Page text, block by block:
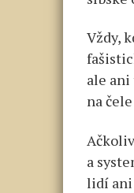
Vždy,
ale
na
a
lidí ani